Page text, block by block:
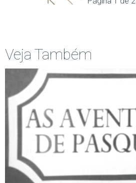
Veja Também